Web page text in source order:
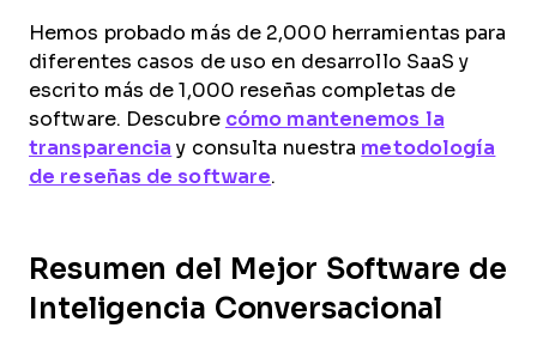
Hemos probado más de 2,000 herramientas para
diferentes casos de uso en desarrollo SaaS y
escrito más de 1,000 reseñas completas de
software. Descubre cómo mantenemos la
transparencia y consulta nuestra metodología
de reseñas de software.
Resumen del Mejor Software de
Inteligencia Conversacional